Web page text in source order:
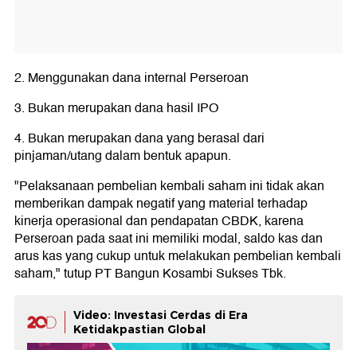
2. Menggunakan dana internal Perseroan
3. Bukan merupakan dana hasil IPO
4. Bukan merupakan dana yang berasal dari
pinjaman/utang dalam bentuk apapun.
"Pelaksanaan pembelian kembali saham ini tidak akan
memberikan dampak negatif yang material terhadap
kinerja operasional dan pendapatan CBDK, karena
Perseroan pada saat ini memiliki modal, saldo kas dan
arus kas yang cukup untuk melakukan pembelian kembali
saham," tutup PT Bangun Kosambi Sukses Tbk.
Video: Investasi Cerdas di Era
Ketidakpastian Global